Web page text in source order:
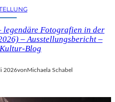
legendäre Fotografien in der
– Ausstellungsbericht –
Blog
2026von Michaela Schabel